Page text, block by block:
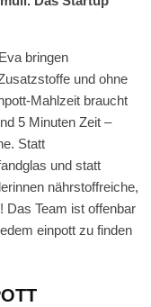
bringen
und ohne
Mahlzeit braucht
5 Minuten Zeit –
Statt
und statt
nährstoffreiche,
Das Team ist offenbar
einpott zu finden